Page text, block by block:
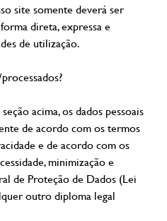
site somente deverá ser
direta, expressa e
de utilização.
acima, os dados pessoais
de acordo com os termos
e de acordo com os
minimização e
de Proteção de Dados (Lei
outro diploma legal